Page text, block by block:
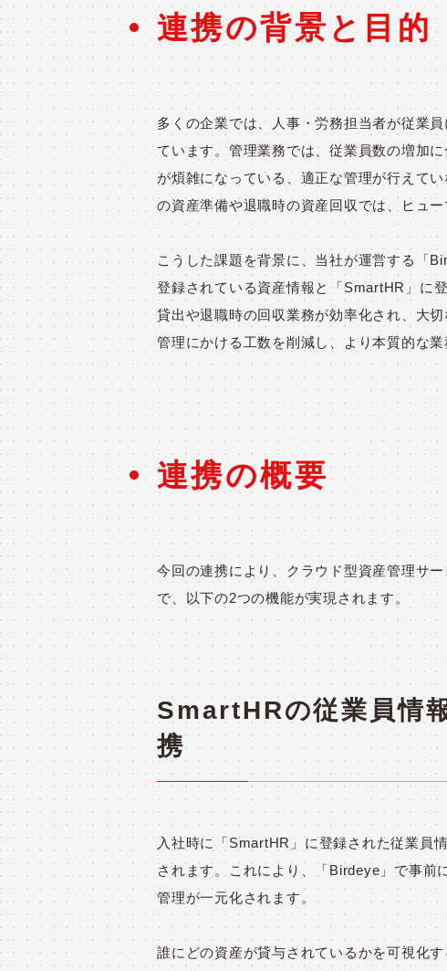
連携の背景と目的
多くの企業では、人事・労務担当者が従業
ています。管理業務では、従業員数の増加
が煩雑になっている、適正な管理が行えて
の資産準備や退職時の資産回収では、ヒュ
こうした課題を背景に、当社が運営する「
登録されている資産情報と「SmartHR 」に
貸出や退職時の回収業務が効率化され、大
管理にかける工数を削減し、より本質的な
連携の概要
今回の連携により、クラウド型資産管理サ
で、以下の2つの機能が実現されます。
SmartHRの従業員情
携
入社時に「SmartHR 」に登録された従業員
されます。これにより、「Birdeye 」で事前
管理が一元化されます。
誰にどの資産が貸与されているかを可視化